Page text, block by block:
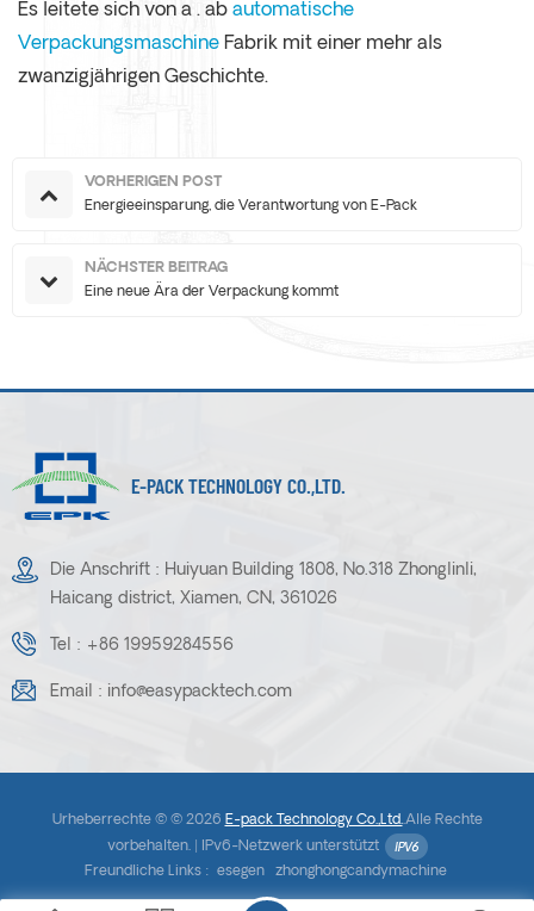
Es leitete sich von a . ab automatische
Verpackungsmaschine Fabrik mit einer mehr als
zwanzigjährigen Geschichte.
VORHERIGEN POST
Energieeinsparung, die Verantwortung von E-Pack
NÄCHSTER BEITRAG
Eine neue Ära der Verpackung kommt
E-PACK TECHNOLOGY CO.,LTD.
Die Anschrift : Huiyuan Building 1808, No.318 Zhonglinli,
Haicang district, Xiamen, CN, 361026
Tel : +86 19959284556
Email : info@easypacktech.com
Urheberrechte © © 2026 E-pack Technology Co.,Ltd..Alle Rechte
vorbehalten. |
IPv6-Netzwerk unterstützt
Freundliche Links : esegen zhonghongcandymachine